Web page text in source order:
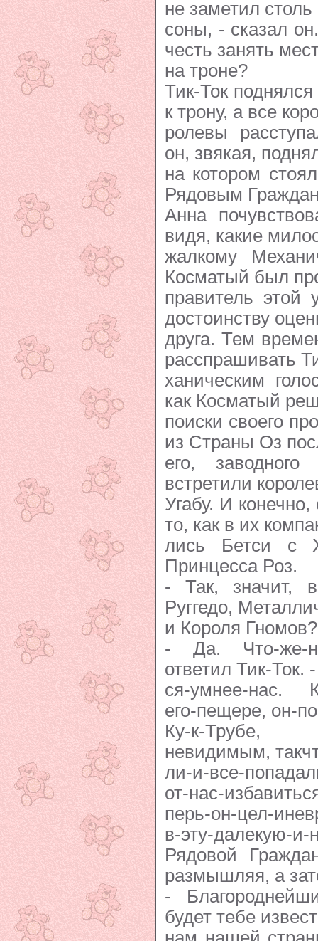
не заметил
соны, - сказал
честь занять
на троне?
Тик-Ток
к трону, а все
ролевы
он, звякая,
на котором
Рядовым
Анна
видя, какие
жалкому
Косматый был
правитель этой
достоинству
друга. Тем
расспрашивать
ханическим
как Косматый
поиски своего
из Страны Оз
его,
встретили
Угабу. И
то, как в их
лись Бетси с
Принцесса Роз.
- Так, значит,
Руггедо,
и Короля
- Да. Что-же-
ответил Тик-Ток.
ся-умнее-нас.
его-пещере, он-
Ку-к-Трубе,
невидимым,
ли-и-все-
от-нас-
перь-он-цел-
в-эту-далекую-и-
Рядовой
размышляя, а
-
будет тебе